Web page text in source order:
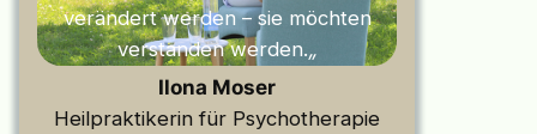
verändert werden – sie möchten
verstanden werden.„
Ilona Moser
Heilpraktikerin für Psychotherapie